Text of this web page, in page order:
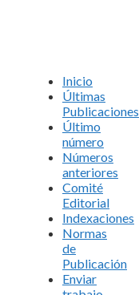
Inicio
Últimas
Publicaciones
Último
número
Números
anteriores
Comité
Editorial
Indexaciones
Normas
de
Publicación
Enviar